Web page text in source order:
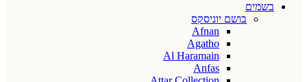
בשמים
בושם יוניסקס
Afnan
Agatho
Al Haramain
Anfas